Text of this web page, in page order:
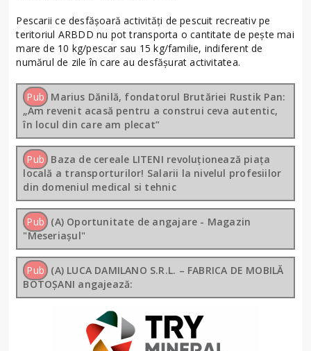
Pescarii ce desfășoară activități de pescuit recreativ pe
teritoriul ARBDD nu pot transporta o cantitate de pește mai
mare de 10 kg/pescar sau 15 kg/familie, indiferent de
numărul de zile în care au desfășurat activitatea.
Pub Marius Dănilă, fondatorul Brutăriei Rustik Pan:
„Am revenit acasă pentru a construi ceva autentic,
în locul din care am plecat”
Pub Baza de cereale LITENI revoluționează piața
locală a transporturilor! Salarii la nivelul profesiilor
din domeniul medical si tehnic
Pub (A) Oportunitate de angajare - Magazin
"Meseriașul"
Pub (A) LUCA DAMILANO S.R.L. – FABRICA DE MOBILĂ
BOTOȘANI angajează: